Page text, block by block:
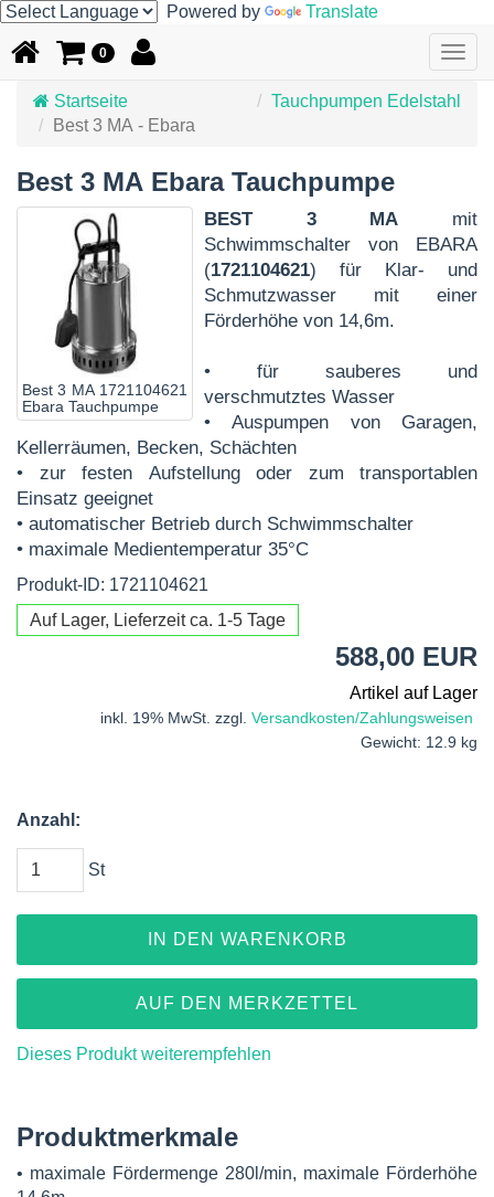
Powered by Translate
0
Startseite
Tauchpumpen Edelstahl
Best 3 MA - Ebara
Best 3 MA Ebara Tauchpumpe
Best 3 MA 1721104621
Ebara Tauchpumpe
BEST 3 MA mit
Schwimmschalter von EBARA
(1721104621) für Klar- und
Schmutzwasser mit einer
Förderhöhe von 14,6m.
• für sauberes und
verschmutztes Wasser
• Auspumpen von Garagen,
Kellerräumen, Becken, Schächten
• zur festen Aufstellung oder zum transportablen
Einsatz geeignet
• automatischer Betrieb durch Schwimmschalter
• maximale Medientemperatur 35°C
Produkt-ID: 1721104621
Auf Lager, Lieferzeit ca. 1-5 Tage
588,00 EUR
Artikel auf Lager
inkl. 19% MwSt. zzgl. Versandkosten/Zahlungsweisen
Gewicht: 12.9 kg
Anzahl:
St
IN DEN WARENKORB
AUF DEN MERKZETTEL
Dieses Produkt weiterempfehlen
Produktmerkmale
• maximale Fördermenge 280l/min, maximale Förderhöhe